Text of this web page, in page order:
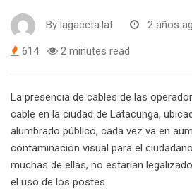
By lagaceta.lat 2 años
614 2 minutes read
La presencia de cables de las
cable en la ciudad de Latacunga,
alumbrado público, cada vez va en
contaminación visual para el
muchas de ellas, no estarían
el uso de los postes.